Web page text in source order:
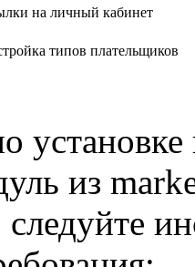
на личный кабинет
типов плательщиков
из